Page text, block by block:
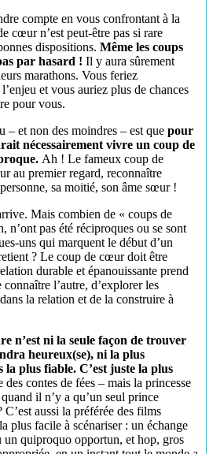
compte en vous confrontant à la
cœur n’est peut-être pas si rare
dispositions. Même les coups
par hasard ! Il y aura sûrement
marathons. Vous feriez
et vous auriez plus de chances
pour vous.
– et non des moindres – est que pour
nécessairement vivre un coup de
Ah ! Le fameux coup de
au premier regard, reconnaître
sa moitié, son âme sœur !
Mais combien de « coups de
n’ont pas été réciproques ou se sont
uns qui marquent le début d’un
? Le coup de cœur doit être
durable et épanouissante prend
l’autre, d’explorer les
la relation et de la construire à
n’est ni la seule façon de trouver
heureux(se), ni la plus
la plus fiable. C’est juste la plus
des contes de fées – mais la princesse
il n’y a qu’un seul prince
aussi la préférée des films
plus facile à scénariser : un échange
un quiproquo opportun, et hop, gros